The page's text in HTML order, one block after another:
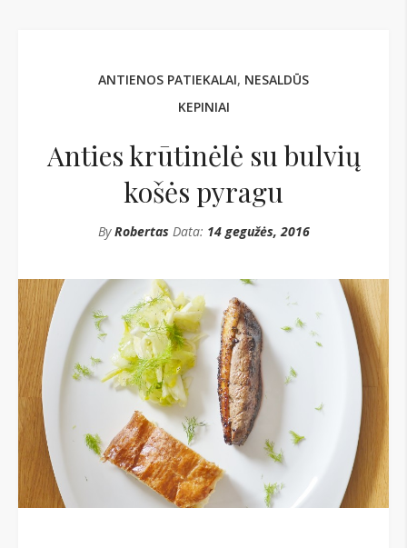
ANTIENOS PATIEKALAI, NESALDŪS
KEPINIAI
Anties krūtinėlė su bulvių
košės pyragu
ByRobertas Data: 14 gegužės, 2016